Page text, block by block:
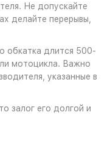
Не допускайте
делайте перерывы,
обкатка длится 500-
мотоцикла. Важно
указанные в
залог его долгой и